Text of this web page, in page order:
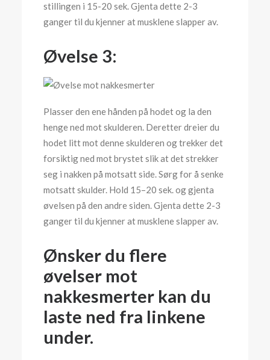
stillingen i 15-20 sek. Gjenta dette 2-3
ganger til du kjenner at musklene slapper av.
Øvelse 3:
Plasser den ene hånden på hodet og la den
henge ned mot skulderen. Deretter dreier du
hodet litt mot denne skulderen og trekker det
forsiktig ned mot brystet slik at det strekker
seg i nakken på motsatt side. Sørg for å senke
motsatt skulder. Hold 15–20 sek. og gjenta
øvelsen på den andre siden. Gjenta dette 2-3
ganger til du kjenner at musklene slapper av.
Ønsker du flere
øvelser mot
nakkesmerter kan du
laste ned fra linkene
under.